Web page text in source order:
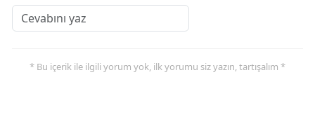
* Bu içerik ile ilgili yorum yok, ilk yorumu siz yazın, tartışalım *